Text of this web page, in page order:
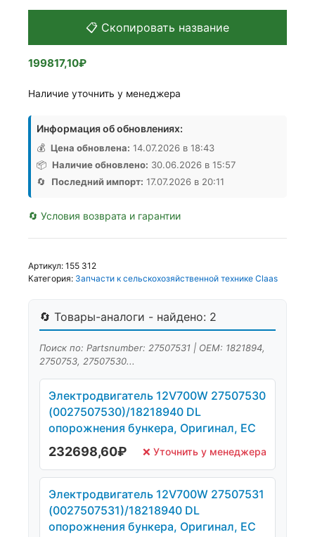
📋 Скопировать название
199817,10₽
Наличие уточнить у менеджера
Информация об обновлениях:
💰 Цена обновлена: 14.07.2026 в 18:43
📦 Наличие обновлено: 30.06.2026 в 15:57
🔄
Последний импорт: 17.07.2026 в 20:11
🔄 Условия возврата и гарантии
Артикул: 155 312
Категория: Запчасти к сельскохозяйственной технике Claas
🔄 Товары-аналоги - найдено: 2
Поиск по: Partsnumber: 27507531 | OEM: 1821894,
2750753, 27507530...
Электродвигатель 12V700W 27507530
(0027507530)/18218940 DL
опорожнения бункера, Оригинал, ЕС
232698,60₽ ❌ Уточнить у менеджера
Электродвигатель 12V700W 27507531
(0027507531)/18218940 DL
опорожнения бункера, Оригинал, ЕС